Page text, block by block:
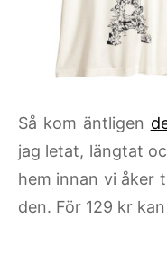
Så kom äntligen
jag letat, längtat
hem innan vi åker
den. För 129 kr